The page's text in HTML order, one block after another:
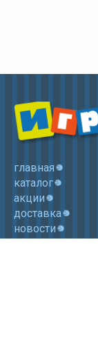
главная
каталог
акции
доставка
новости